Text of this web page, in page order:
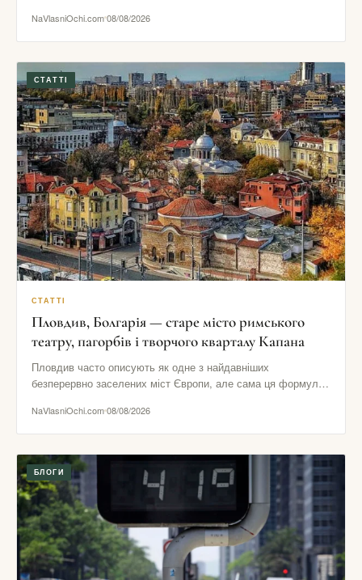
NaVlasniOchi.com08/08/2026
СТАТТІ
СТАТТІ
Пловдив, Болгарія — старе місто римського
театру, пагорбів і творчого кварталу Капана
Пловдив часто описують як одне з найдавніших
безперервно заселених міст Європи, але сама ця формула
NaVlasniOchi.com08/08/2026
БЛОГИ